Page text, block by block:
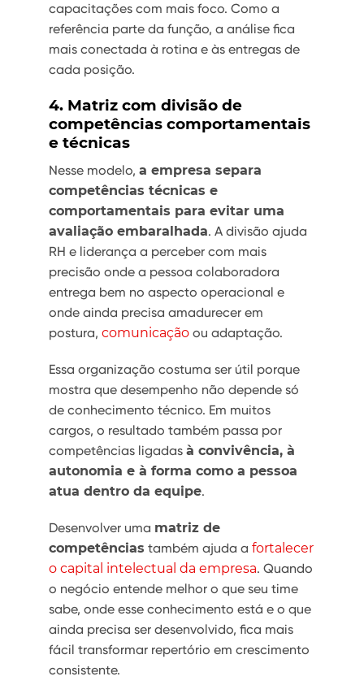
capacitações com mais foco. Como a
referência parte da função, a análise fica
mais conectada à rotina e às entregas de
cada posição.
4. Matriz com divisão de
competências comportamentais
e técnicas
Nesse modelo, a empresa separa
competências técnicas e
comportamentais para evitar uma
avaliação embaralhada. A divisão ajuda
RH e liderança a perceber com mais
precisão onde a pessoa colaboradora
entrega bem no aspecto operacional e
onde ainda precisa amadurecer em
postura, comunicação ou adaptação.
Essa organização costuma ser útil porque
mostra que desempenho não depende só
de conhecimento técnico. Em muitos
cargos, o resultado também passa por
competências ligadas à convivência, à
autonomia e à forma como a pessoa
atua dentro da equipe.
Desenvolver uma matriz de
competências também ajuda a fortalecer
o capital intelectual da empresa. Quando
o negócio entende melhor o que seu time
sabe, onde esse conhecimento está e o que
ainda precisa ser desenvolvido, fica mais
fácil transformar repertório em crescimento
consistente.